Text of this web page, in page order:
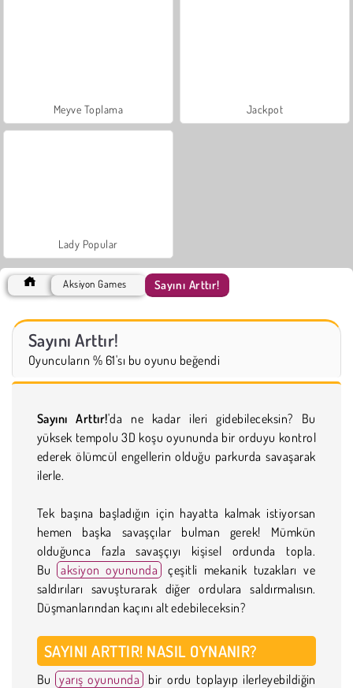
Meyve Toplama Jackpot
Lady Popular
Aksiyon Games Sayını Arttır!
Sayını Arttır!
Oyuncuların % 61'sı bu oyunu beğendi
Sayını Arttır!'da ne kadar ileri gidebileceksin? Bu
yüksek tempolu 3D koşu oyununda bir orduyu kontrol
ederek ölümcül engellerin olduğu parkurda savaşarak
ilerle.
Tek başına başladığın için hayatta kalmak istiyorsan
hemen başka savaşçılar bulman gerek! Mümkün
olduğunca fazla savaşçıyı kişisel ordunda topla.
Bu aksiyon oyununda
çeşitli mekanik tuzakları ve
saldırıları savuşturarak diğer ordulara saldırmalısın.
Düşmanlarından kaçını alt edebileceksin?
SAYINI ARTTIR! NASIL OYNANIR?
Bu yarış oyununda
bir ordu toplayıp ilerleyebildiğin